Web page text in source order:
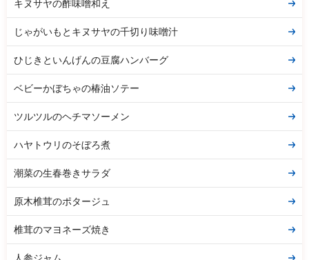
キヌサヤの酢味噌和え
じゃがいもとキヌサヤの千切り味噌汁
ひじきといんげんの豆腐ハンバーグ
ベビーかぼちゃの椿油ソテー
ツルツルのヘチマソーメン
ハヤトウリのそぼろ煮
潮菜の生春巻きサラダ
原木椎茸のポタージュ
椎茸のマヨネーズ焼き